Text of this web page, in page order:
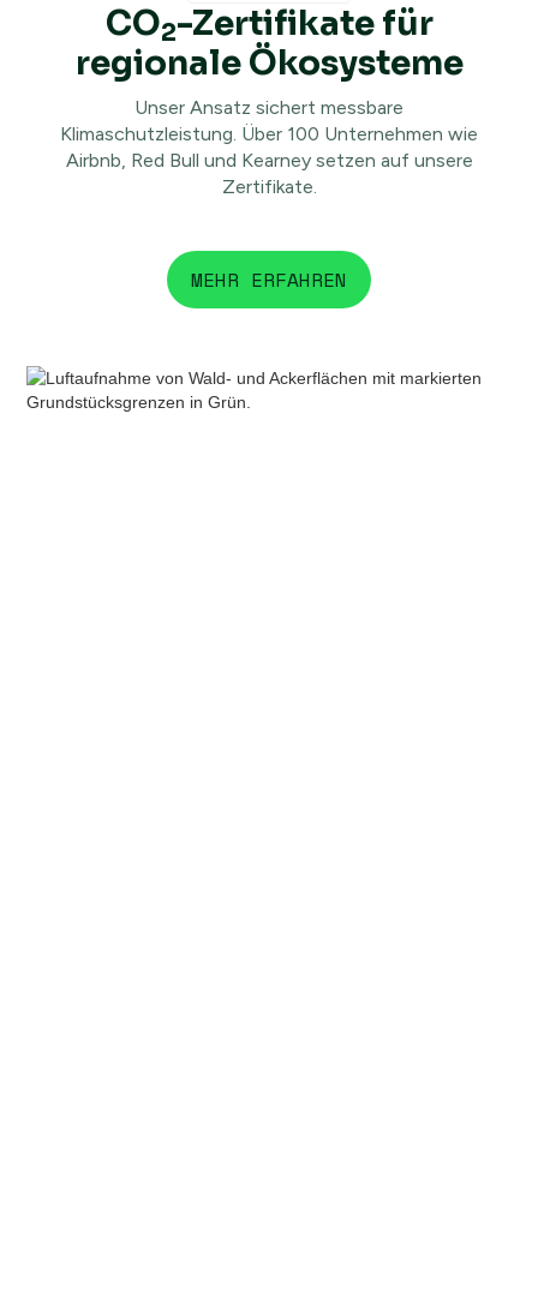
CO2-Zertifikate für
regionale Ökosysteme
Unser Ansatz sichert messbare
Klimaschutzleistung. Über 100 Unternehmen wie
Airbnb, Red Bull und Kearney setzen auf unsere
Zertifikate.
MEHR ERFAHREN